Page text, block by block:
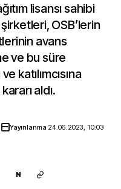
lisansı sahibi
OSB’lerin
avans
ve bu süre
katılımcısına
aldı.
Yayınlanma 24.06.2023, 10:03
N